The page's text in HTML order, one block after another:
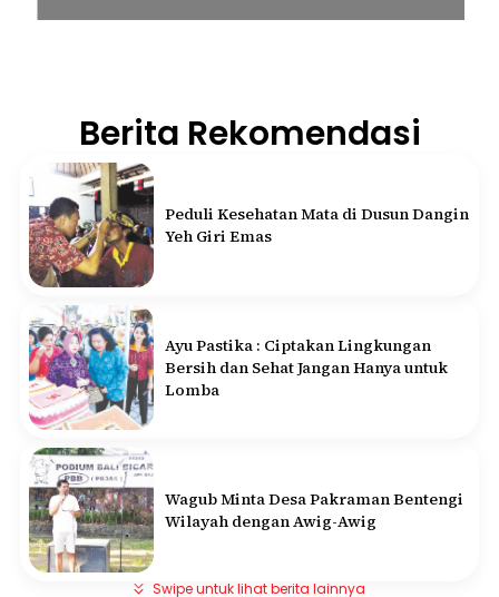
Berita Rekomendasi
Peduli Kesehatan Mata di Dusun Dangin
Yeh Giri Emas
Ayu Pastika : Ciptakan Lingkungan
Bersih dan Sehat Jangan Hanya untuk
Lomba
Wagub Minta Desa Pakraman Bentengi
Wilayah dengan Awig-Awig
Swipe untuk lihat berita lainnya